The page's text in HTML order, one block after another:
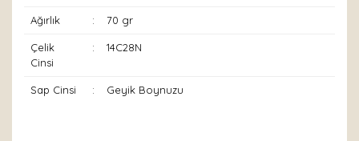
Ağırlık : 70 gr
Çelik
Cinsi
: 14C28N
Sap Cinsi : Geyik Boynuzu